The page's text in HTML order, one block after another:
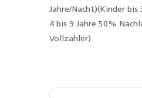
Jahre/Nacht)(Kinder
4 bis 9 Jahre 50%
Vollzahler)